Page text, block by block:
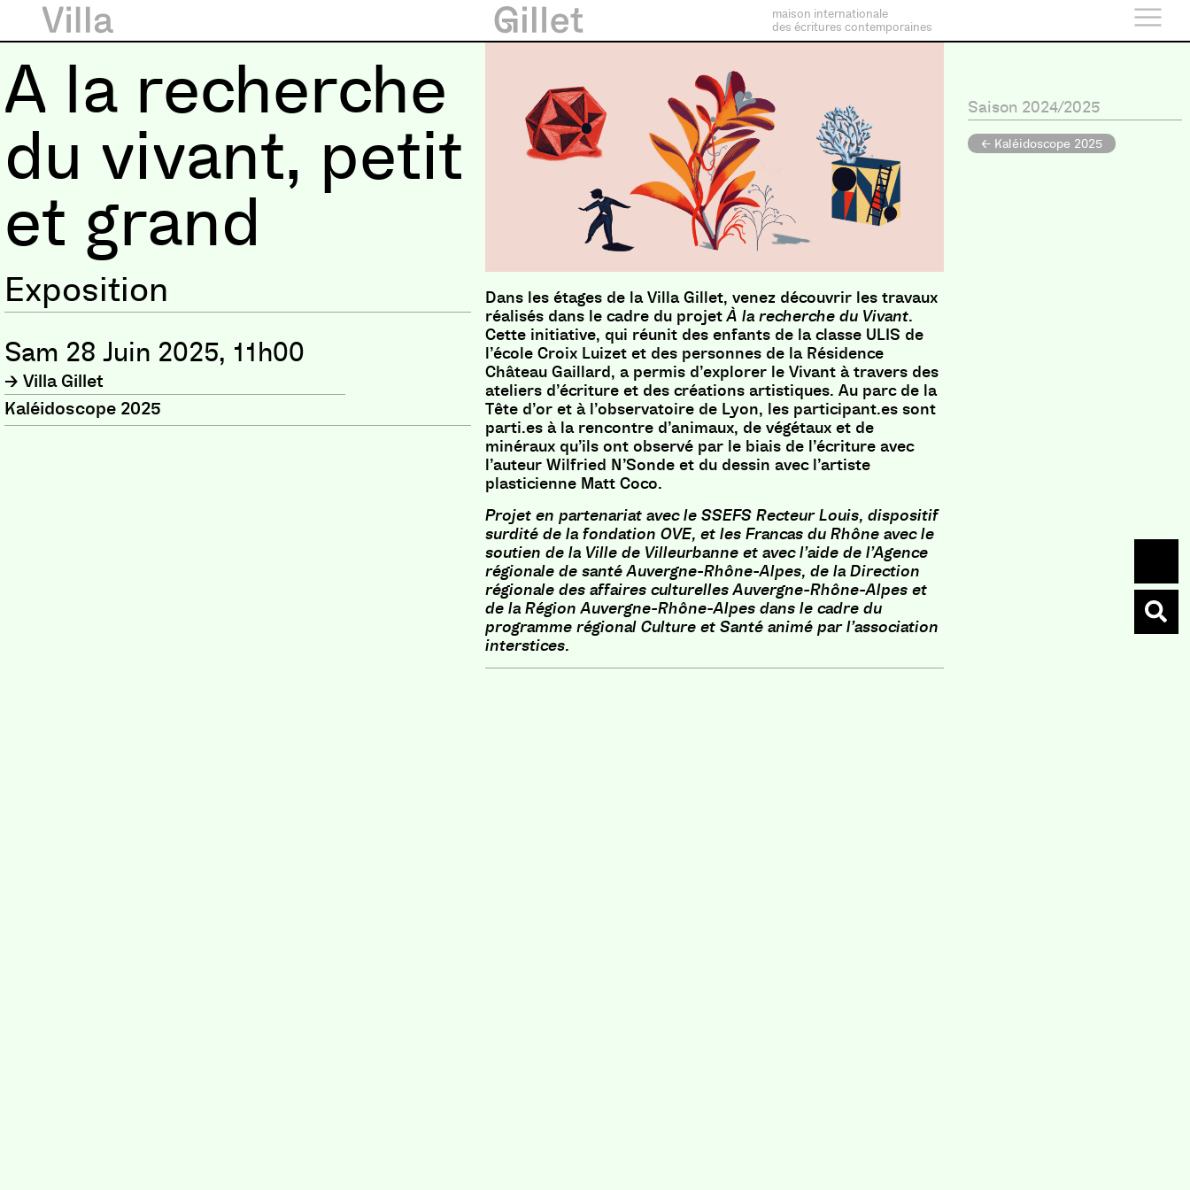
maison internationale
des écritures contemporaines
A la recherche
du vivant, petit
et grand
Exposition
Sam 28 Juin 2025, 11h00
Villa Gillet
Kaléidoscope 2025
Dans les étages de la Villa Gillet, venez découvrir les travaux
réalisés dans le cadre du projetÀ la recherche du Vivant.
Cette initiative, qui réunit des enfants de la classe ULIS de
l’école Croix Luizet et des personnes de la Résidence
Château Gaillard, a permis d’explorer le Vivant à travers des
ateliers d’écriture et des créations artistiques. Au parc de la
Tête d’or et à l’observatoire de Lyon, les participant.es sont
parti.es à la rencontre d’animaux, de végétaux et de
minéraux qu’ils ont observé par le biais de l’écriture avec
l’auteur Wilfried N’Sonde et du dessin avec l’artiste
plasticienne Matt Coco.
Projet en partenariat avec le SSEFS Recteur Louis, dispositif
surdité de la fondation OVE, et les Francas du Rhône avec le
soutien de la Ville de Villeurbanne etavec l’aide de l’Agence
régionale de santé Auvergne-Rhône-Alpes, de la Direction
régionale des affaires culturelles Auvergne-Rhône-Alpes et
de la Région Auvergne-Rhône-Alpes dans le cadre du
programme régional Culture et Santé animé par l’association
interstices.
Saison 2024/2025
← Kaléidoscope 2025